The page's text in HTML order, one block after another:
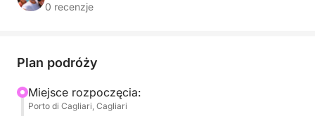
najpiękniejszych zakątków Zatoki Cagliari, pośród
relaks i delektowanie się morzem.
📍 Czego doświadczysz
Będziesz pływać w czystych wodach:
0 recenzje
Plan podróży
Miejsce rozpoczęcia:
Porto di Cagliari, Cagliari